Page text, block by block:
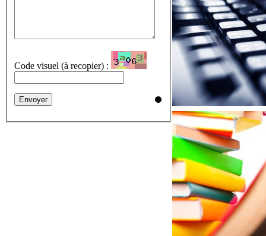
Code visuel (à recopier) :
Envoyer